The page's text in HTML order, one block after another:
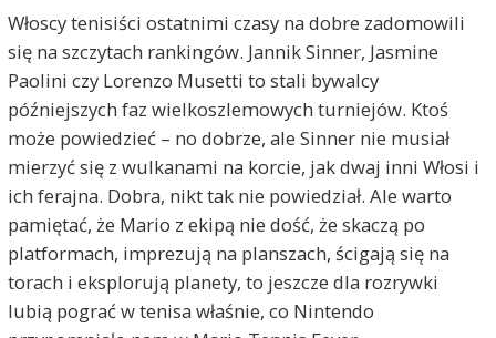
Włoscy tenisiści ostatnimi czasy na dobre zadomowili
się na szczytach rankingów. Jannik Sinner, Jasmine
Paolini czy Lorenzo Musetti to stali bywalcy
późniejszych faz wielkoszlemowych turniejów. Ktoś
może powiedzieć – no dobrze, ale Sinner nie musiał
mierzyć się z wulkanami na korcie, jak dwaj inni Włosi i
ich ferajna. Dobra, nikt tak nie powiedział. Ale warto
pamiętać, że Mario z ekipą nie dość, że skaczą po
platformach, imprezują na planszach, ścigają się na
torach i eksplorują planety, to jeszcze dla rozrywki
lubią pograć w tenisa właśnie, co Nintendo